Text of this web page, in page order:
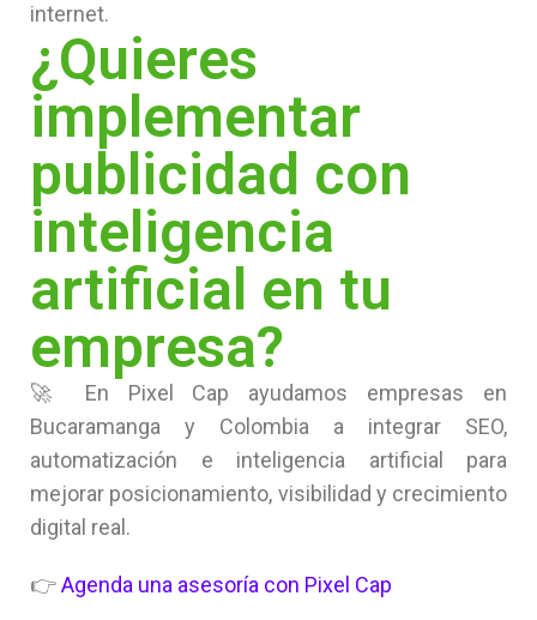
internet.
¿Quieres
implementar
publicidad con
inteligencia
artificial en tu
empresa?
🚀 En Pixel Cap ayudamos empresas en
Bucaramanga y Colombia a integrar SEO,
automatización e inteligencia artificial para
mejorar posicionamiento, visibilidad y crecimiento
digital real.
👉Agenda una asesoría con Pixel Cap